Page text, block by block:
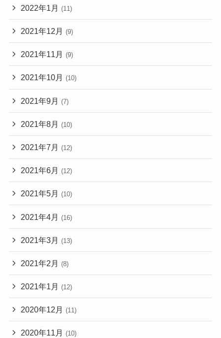
2022年1月 (11)
2021年12月 (9)
2021年11月 (9)
2021年10月 (10)
2021年9月 (7)
2021年8月 (10)
2021年7月 (12)
2021年6月 (12)
2021年5月 (10)
2021年4月 (16)
2021年3月 (13)
2021年2月 (8)
2021年1月 (12)
2020年12月 (11)
2020年11月 (10)